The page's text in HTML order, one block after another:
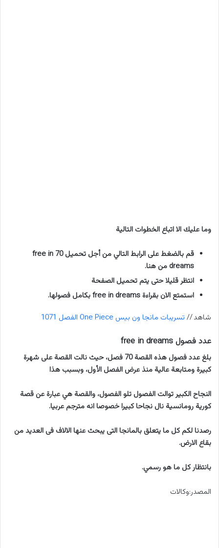
وما عليك الا اتباع الخطوات التالية
قم بالضغط على الرابط التالي من أجل تحميل 70 free in
dreams من هنا.
انتظر قليلا حتى يتم تحميل الصفحة
استمتع الان بقراءة free in dreams بكامل فصولها.
شاهد // تسريبات مانجا ون بيس One Piece الفصل 1071
عدد فصول free in dreams
بلغ عدد فصول هذه القصة 70 فصل، حيث نالت القصة على شهرة
كبيرة ومتابعة عالية منذ عرض الفصل الأول، وبسبب هذا
النجاح الكبير توالت الفصول تلو الفصول، والقصة هي عبارة عن قصة
كورية رومانسية نال نجاحا كبيرا خصوصا انه مترجم عربيا.
رصدنا لكم كل ما يتعلق بالمانجا التى يبحث عنها الالاف فى العديد من
بقاع الارض.
بانتظار كل ما هو رسمي.
المصدر:وكالات